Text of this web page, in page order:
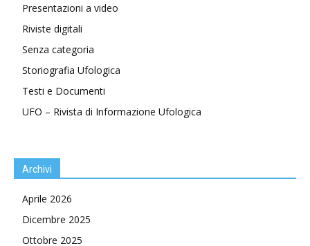
Presentazioni a video
Riviste digitali
Senza categoria
Storiografia Ufologica
Testi e Documenti
UFO – Rivista di Informazione Ufologica
Archivi
Aprile 2026
Dicembre 2025
Ottobre 2025